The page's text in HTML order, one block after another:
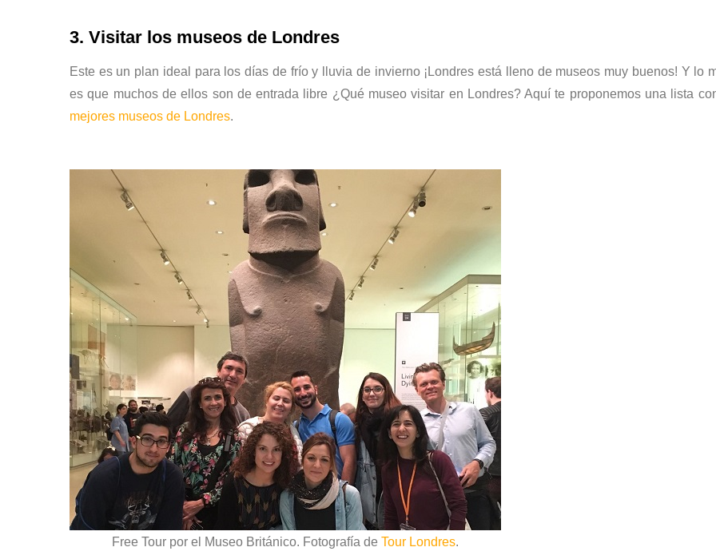
3. Visitar los museos de Londres
Este es un plan ideal para los días de frío y lluvia de invierno ¡Londres está lleno de museos muy buenos! Y lo
es que muchos de ellos son de entrada libre ¿Qué museo visitar en Londres? Aquí te proponemos una lista
mejores museos de Londres.
Free Tour por el Museo Británico. Fotografía de Tour Londres.